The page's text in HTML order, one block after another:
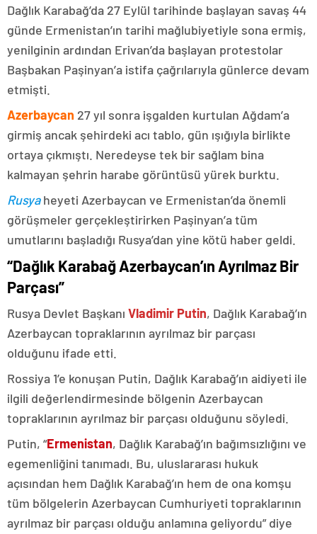
Dağlık Karabağ’da 27 Eylül tarihinde başlayan savaş 44
günde Ermenistan’ın tarihi mağlubiyetiyle sona ermiş,
yenilginin ardından Erivan’da başlayan protestolar
Başbakan Paşinyan’a istifa çağrılarıyla günlerce devam
etmişti.
Azerbaycan 27 yıl sonra işgalden kurtulan Ağdam’a
girmiş ancak şehirdeki acı tablo, gün ışığıyla birlikte
ortaya çıkmıştı. Neredeyse tek bir sağlam bina
kalmayan şehrin harabe görüntüsü yürek burktu.
Rusyaheyeti Azerbaycan ve Ermenistan’da önemli
görüşmeler gerçekleştirirken Paşinyan’a tüm
umutlarını başladığı Rusya’dan yine kötü haber geldi.
“Dağlık Karabağ Azerbaycan’ın Ayrılmaz Bir
Parçası”
Rusya Devlet Başkanı Vladimir Putin, Dağlık Karabağ’ın
Azerbaycan topraklarının ayrılmaz bir parçası
olduğunu ifade etti.
Rossiya 1’e konuşan Putin, Dağlık Karabağ’ın aidiyeti ile
ilgili değerlendirmesinde bölgenin Azerbaycan
topraklarının ayrılmaz bir parçası olduğunu söyledi.
Putin, “Ermenistan, Dağlık Karabağ’ın bağımsızlığını ve
egemenliğini tanımadı. Bu, uluslararası hukuk
açısından hem Dağlık Karabağ’ın hem de ona komşu
tüm bölgelerin Azerbaycan Cumhuriyeti topraklarının
ayrılmaz bir parçası olduğu anlamına geliyordu” diye